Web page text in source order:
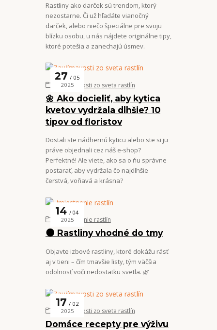
Rastliny ako darček sú trendom, ktorý
nezostarne. Či už hľadáte vianočný
darček, alebo niečo špeciálne pre svoju
blízku osobu, u nás nájdete originálne tipy,
ktoré potešia a zanechajú úsmev.
🌼 Ako docieliť, aby kytica
kvetov vydržala dlhšie? 10
tipov od floristov
27
05
2025
Zaujímavosti zo sveta rastlín
Dostali ste nádhernú kyticu alebo ste si ju
práve objednali cez náš e-shop?
Perfektné! Ale viete, ako sa o ňu správne
postarať, aby vydržala čo najdlhšie
čerstvá, voňavá a krásna?
🌑 Rastliny vhodné do tmy
14
04
2025
Umiestnenie rastlín
Objavte izbové rastliny, ktoré dokážu rásť
aj v tieni – čím tmavšie listy, tým väčšia
odolnosť voči nedostatku svetla. 🌿
Domáce recepty pre výživu
17
02
2025
Zaujímavosti zo sveta rastlín